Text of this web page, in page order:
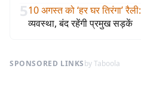
510 अगस्त को ‘हर घर तिरंगा’ रैली:
व्यवस्था, बंद रहेंगी प्रमुख सड़कें
SPONSORED LINKSby Taboola